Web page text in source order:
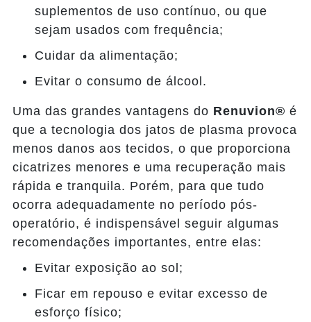
suplementos de uso contínuo, ou que
sejam usados com frequência;
Cuidar da alimentação;
Evitar o consumo de álcool.
Uma das grandes vantagens do Renuvion® é
que a tecnologia dos jatos de plasma provoca
menos danos aos tecidos, o que proporciona
cicatrizes menores e uma recuperação mais
rápida e tranquila. Porém, para que tudo
ocorra adequadamente no período pós-
operatório, é indispensável seguir algumas
recomendações importantes, entre elas:
Evitar exposição ao sol;
Ficar em repouso e evitar excesso de
esforço físico;